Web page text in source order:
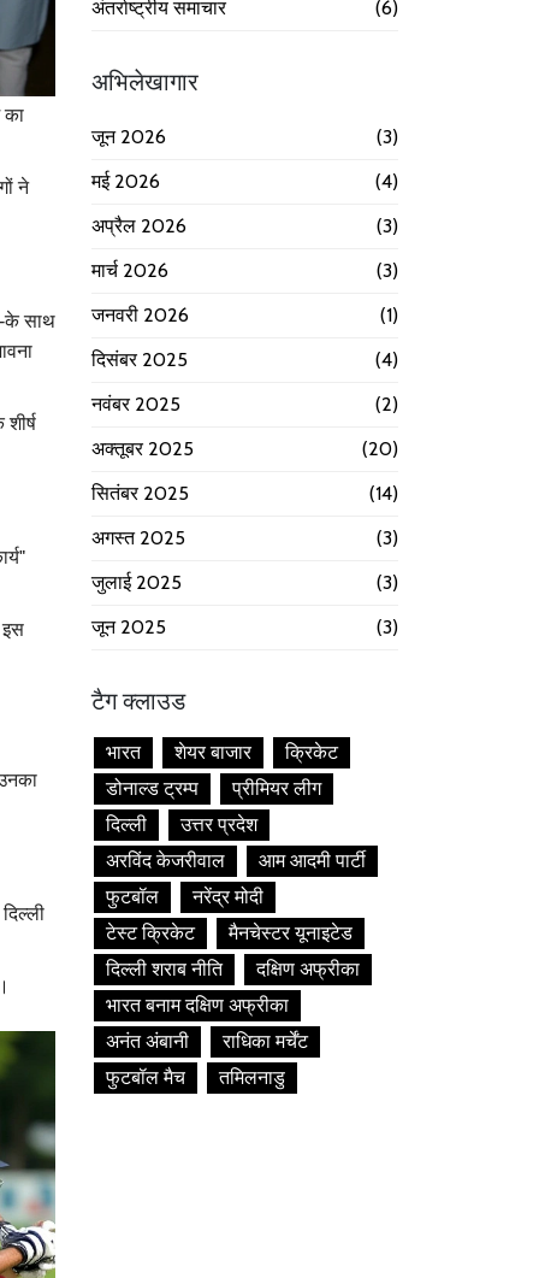
ने
साथ
इस
अंतर्राष्ट्रीय समाचार
(6)
अभिलेखागार
जून 2026
(3)
मई 2026
(4)
अप्रैल 2026
(3)
मार्च 2026
(3)
जनवरी 2026
(1)
दिसंबर 2025
(4)
नवंबर 2025
(2)
अक्तूबर 2025
(20)
सितंबर 2025
(14)
अगस्त 2025
(3)
जुलाई 2025
(3)
जून 2025
(3)
टैग क्लाउड
भारत शेयर बाजार
क्रिकेट
डोनाल्ड ट्रम्प
प्रीमियर लीग
दिल्ली
उत्तर प्रदेश
अरविंद केजरीवाल
आम आदमी पार्टी
फुटबॉल
नरेंद्र मोदी
टेस्ट क्रिकेट
मैनचेस्टर यूनाइटेड
दिल्ली शराब नीति
दक्षिण अफ्रीका
भारत बनाम दक्षिण अफ्रीका
अनंत अंबानी
राधिका मर्चेंट
फुटबॉल मैच
तमिलनाडु